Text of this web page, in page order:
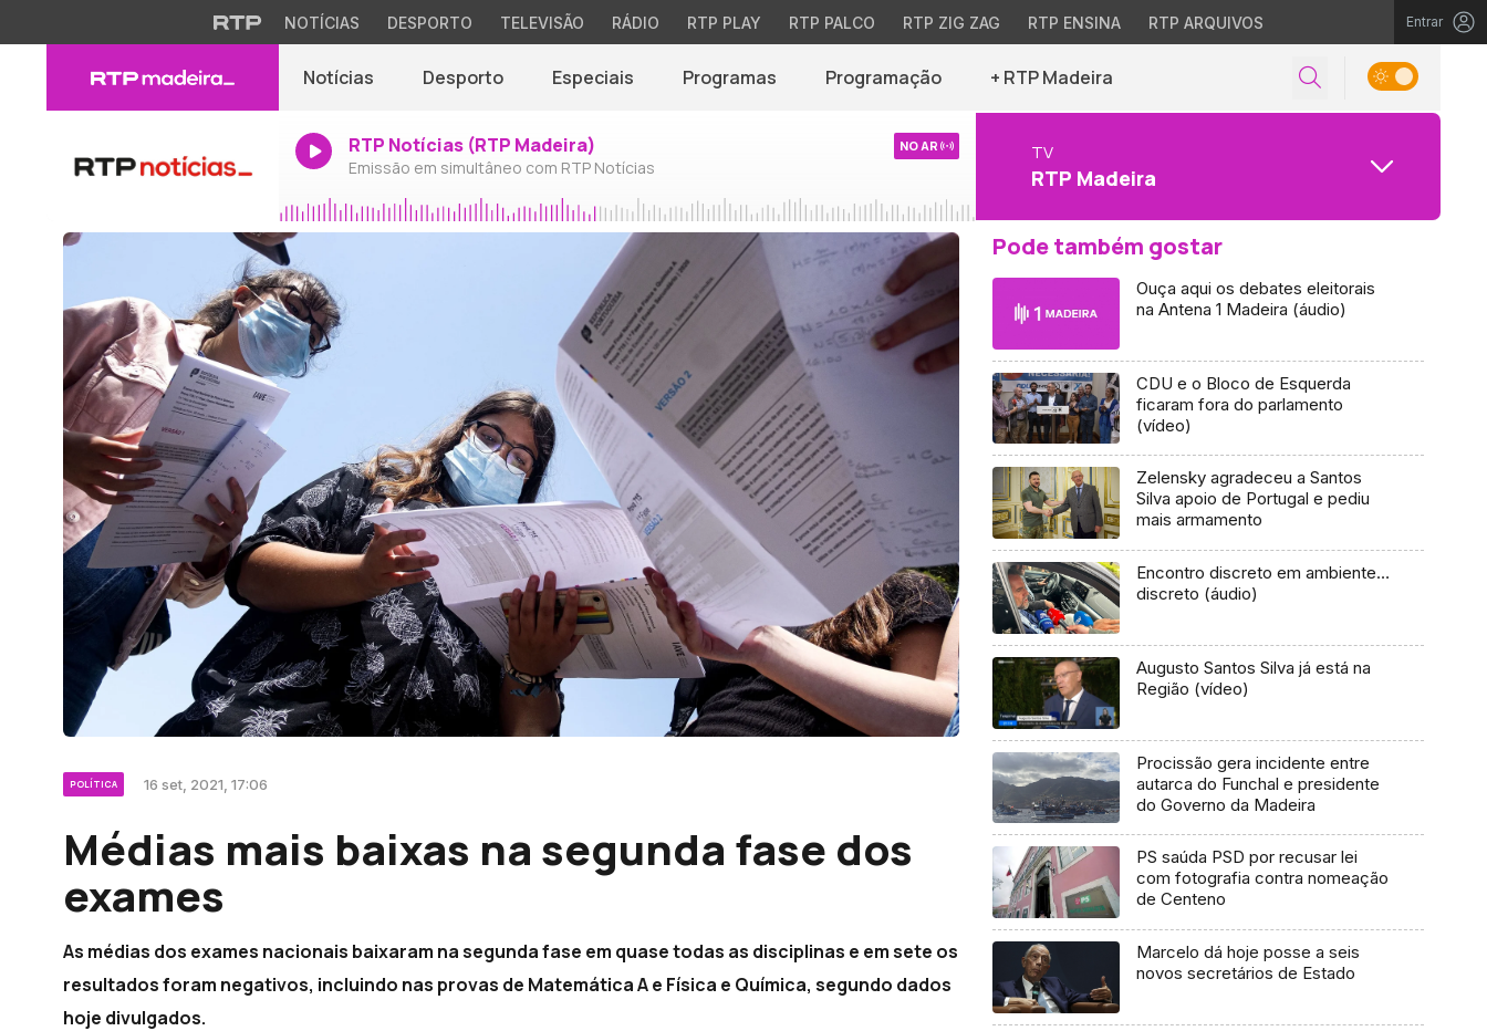
NOTÍCIAS DESPORTO TELEVISÃO RÁDIO RTP PLAY RTP PALCO RTP ZIG ZAG RTP ENSINA RTP ARQUIVOS Entrar
Notícias Desporto Especiais Programas Programação + RTP Madeira
RTP Notícias (RTP Madeira)
Emissão em simultâneo com RTP Notícias
NO AR TV
RTP Madeira
POLÍTICA 16 set, 2021, 17:06
Médias mais baixas na segunda fase dos
exames
As médias dos exames nacionais baixaram na segunda fase em quase todas as disciplinas e em sete os
resultados foram negativos, incluindo nas provas de Matemática A e Física e Química, segundo dados
hoje divulgados.
Pode também gostar
Ouça aqui os debates eleitorais
na Antena 1 Madeira (áudio)
CDU e o Bloco de Esquerda
ficaram fora do parlamento
(vídeo)
Zelensky agradeceu a Santos
Silva apoio de Portugal e pediu
mais armamento
Encontro discreto em ambiente…
discreto (áudio)
Augusto Santos Silva já está na
Região (vídeo)
Procissão gera incidente entre
autarca do Funchal e presidente
do Governo da Madeira
PS saúda PSD por recusar lei
com fotografia contra nomeação
de Centeno
Marcelo dá hoje posse a seis
novos secretários de Estado